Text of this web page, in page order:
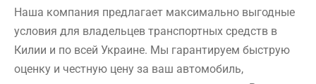
Наша компания предлагает максимально выгодные
условия для владельцев транспортных средств в
Килии и по всей Украине. Мы гарантируем быструю
оценку и честную цену за ваш автомобиль,